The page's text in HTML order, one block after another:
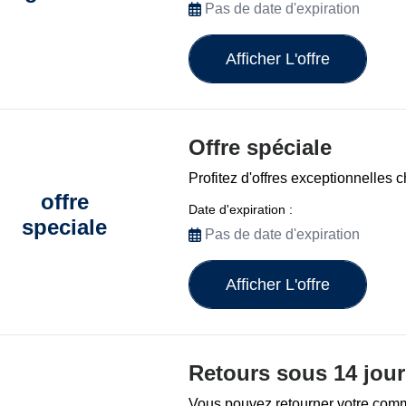
Pas de date d'expiration
Afficher L'offre
offre
speciale
Offre spéciale
Profitez d'offres exceptionnelles
Date d'expiration :
Pas de date d'expiration
Afficher L'offre
Retours sous 14